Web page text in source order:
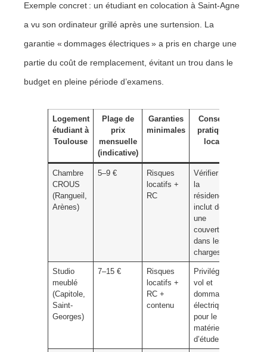
Exemple concret : un étudiant en colocation à Saint-Agne
a vu son ordinateur grillé après une surtension. La
garantie « dommages électriques » a pris en charge une
partie du coût de remplacement, évitant un trou dans le
budget en pleine période d’examens.
Logement
étudiant à
Toulouse
Plage de
prix
mensuelle
(indicative)
Garanties
minimales
Conseil
pratique
local
Chambre
CROUS
(Rangueil,
Arènes)
5–9 €
Risques
locatifs +
RC
Vérifier si
la
résidence
inclut déjà
une
couverture
dans les
charges.
Studio
meublé
(Capitole,
Saint-
Georges)
7–15 €
Risques
locatifs +
RC +
contenu
Privilégier
vol et
dommages
électriques
pour le
matériel
d’étude.